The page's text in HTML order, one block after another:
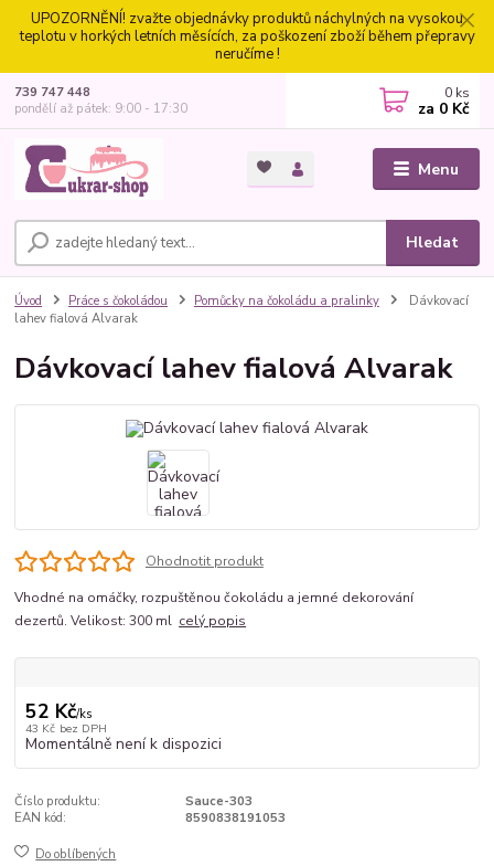
UPOZORNĚNÍ! zvažte objednávky produktů náchylných na vysokou
teplotu v horkých letních měsících, za poškození zboží během přepravy
neručíme !
Menu
Hledat
739 747 448
pondělí až pátek: 9:00 - 17:30
0 ks
za 0 Kč
Úvod Práce s čokoládou Pomůcky na čokoládu a pralinky
Dávkovací
lahev fialová Alvarak
Dávkovací lahev fialová Alvarak
Ohodnotit produkt
Vhodné na omáčky, rozpuštěnou čokoládu a jemné dekorování
dezertů. Velikost: 300 ml celý popis
52 Kč/ks
43 Kč bez DPH
Momentálně není k dispozici
Číslo produktu:
Sauce-303
EAN kód:
8590838191053
Do oblíbených